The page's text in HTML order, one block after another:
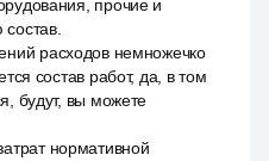
прочие и
расходов немножечко
состав работ, да, в том
будут, вы можете
нормативной